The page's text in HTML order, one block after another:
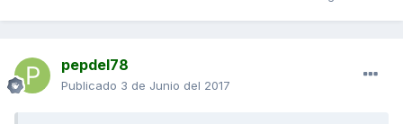
pepdel78
Publicado 3 de Junio del 2017